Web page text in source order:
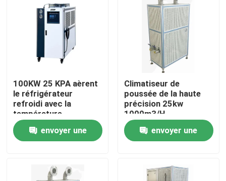
Contrôle qualité
Contactez-nous
Nouvelles
Les affaires
Dynamomètre de couple
Dynamomètre à grande vitesse
100KW 25 KPA aèrent
le réfrigérateur
refroidi avec la
température
définissable
envoyer une
Climatiseur de
poussée de la haute
précision 25kw
1000m3/H
envoyer une